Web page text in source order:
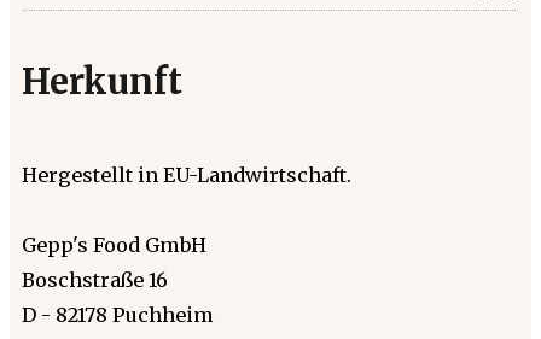
Herkunft
Hergestellt in EU-Landwirtschaft.
Gepp's Food GmbH
Boschstraße 16
D - 82178 Puchheim